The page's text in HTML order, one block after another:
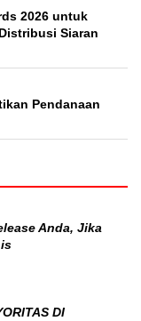
2026 untuk
Siaran
Pendanaan
Anda, Jika
DI